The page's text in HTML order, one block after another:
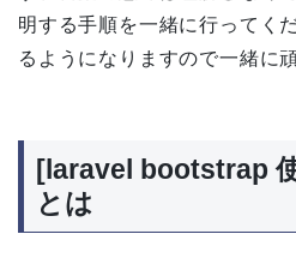
明する手順を一緒に行ってく
るようになりますので一緒に
[laravel bootstrap
とは